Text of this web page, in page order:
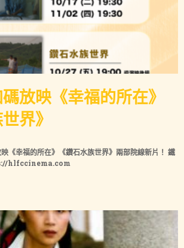
放映《幸福的所在》
界》
《幸福的所在》《鑽石水族世界》兩部院線新片！ 鐵
hlfccinema.com